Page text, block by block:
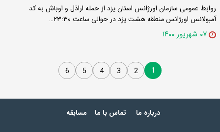
روابط عمومی سازمان اورژانس استان یزد از حمله اراذل و اوباش به کد
آمبولانس اورژانس منطقه هشت یزد در حوالی ساعت ۲۳:۳۰…
۰۷ شهریور ۱۴۰۰
1
2
3
4
5
6
درباره ما تماس با ما مسابقه